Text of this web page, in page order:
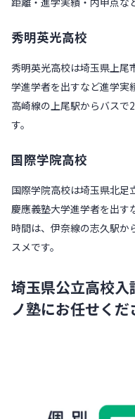
秀明英光高校
秀明英光高校は埼玉県上尾
学進学者を出すなど進学実
高崎線の上尾駅からバスで
す。
国際学院高校
国際学院高校は埼玉県北足
慶應義塾大学進学者を出す
時間は、伊奈線の志久駅か
スメです。
埼玉県公立高校
ノ塾にお任せくだ